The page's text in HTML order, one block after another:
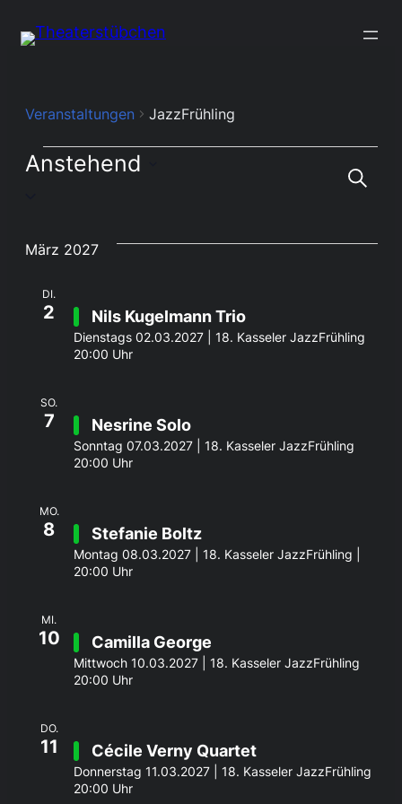
Veranstaltungen JazzFrühling
VeranstaltungenSuche
Anstehend
März 2027
DI.
2 Nils Kugelmann Trio
Dienstags 02.03.2027 | 18. Kasseler JazzFrühling
20:00 Uhr
SO.
7 Nesrine Solo
Sonntag 07.03.2027 | 18. Kasseler JazzFrühling
20:00 Uhr
MO.
8 Stefanie Boltz
Montag 08.03.2027 | 18. Kasseler JazzFrühling |
20:00 Uhr
MI.
10 Camilla George
Mittwoch 10.03.2027 | 18. Kasseler JazzFrühling
20:00 Uhr
DO.
11 Cécile Verny Quartet
Donnerstag 11.03.2027 | 18. Kasseler JazzFrühling
20:00 Uhr